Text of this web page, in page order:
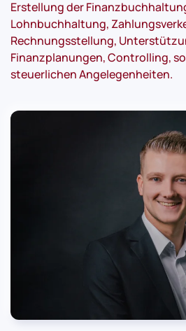
Erstellung der
Lohnbuchhaltung,
Rechnungsstellung,
Finanzplanungen, Controlling,
steuerlichen Angelegenheiten.